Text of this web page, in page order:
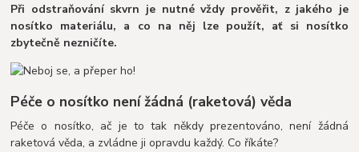
Při odstraňování skvrn je nutné vždy prověřit, z jakého je
nosítko materiálu, a co na něj lze použít, ať si nosítko
zbytečně nezničíte.
Péče o nosítko není žádná (raketová) věda
Péče o nosítko, ač je to tak někdy prezentováno, není žádná
raketová věda, a zvládne ji opravdu každý. Co říkáte?